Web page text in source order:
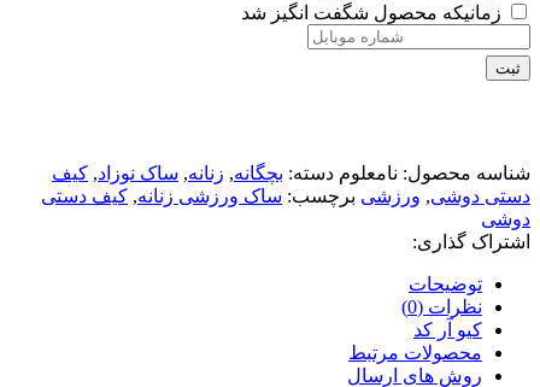
زمانیکه محصول شگفت انگیز شد
ثبت
شناسه محصول: نامعلوم دسته: بچگانه, زنانه, ساک نوزاد, کیف
دستی دوشی, ورزشی برچسب: ساک ورزشی زنانه, کیف دستی
دوشی
اشتراک گذاری:
توضیحات
نظرات (0)
کیو آر کد
محصولات مرتبط
روش های ارسال